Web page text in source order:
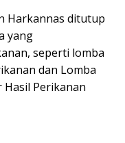
Harkannas ditutup
yang
seperti lomba
dan Lomba
Hasil Perikanan